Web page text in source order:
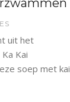
uit het
Kai
soep met kai